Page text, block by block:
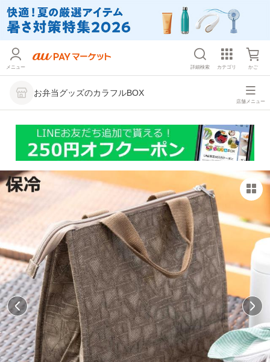
メニュー 詳細検索 カテゴリ かご
お弁当グッズのカラフルBOX
店舗メニュー